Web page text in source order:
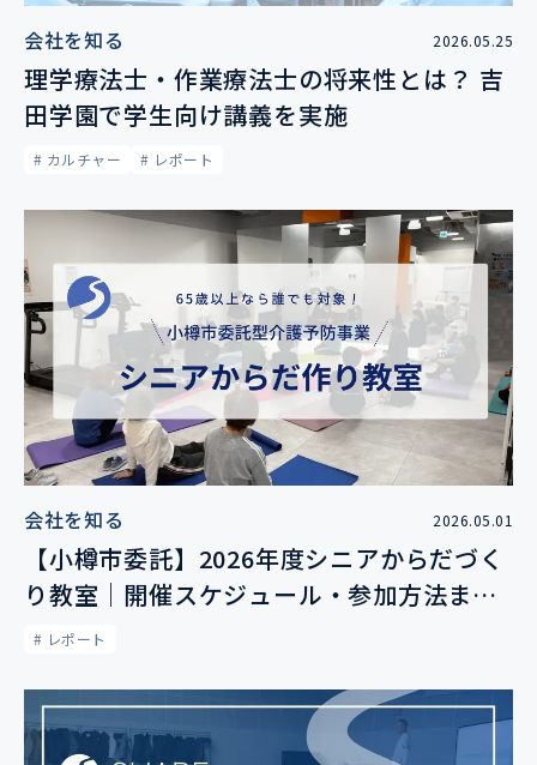
会社を知る 2026.05.25
理学療法士・作業療法士の将来性とは？ 吉
田学園で学生向け講義を実施
# カルチャー # レポート
会社を知る 2026.05.01
【小樽市委託】2026年度シニアからだづく
り教室｜開催スケジュール・参加方法まと
め（参加費：1回500円）
# レポート